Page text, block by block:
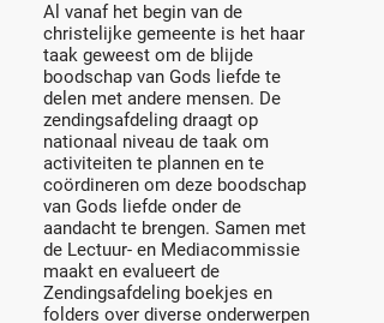
Al vanaf het begin van de
christelijke gemeente is het haar
taak geweest om de blijde
boodschap van Gods liefde te
delen met andere mensen. De
zendingsafdeling draagt op
nationaal niveau de taak om
activiteiten te plannen en te
coördineren om deze boodschap
van Gods liefde onder de
aandacht te brengen. Samen met
de Lectuur- en Mediacommissie
maakt en evalueert de
Zendingsafdeling boekjes en
folders over diverse onderwerpen